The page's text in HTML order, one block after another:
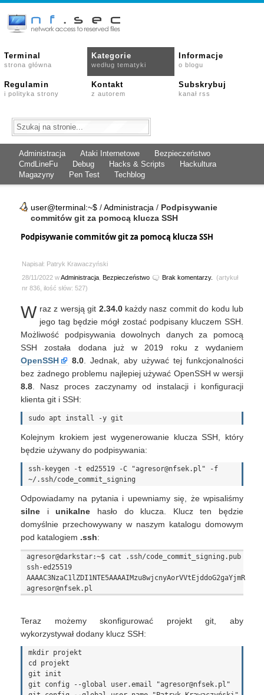
Terminal
strona główna
Kategorie
według tematyki
Informacje
o blogu
Regulamin
i polityka strony
Kontakt
z autorem
Subskrybuj
kanał rss
Administracja Ataki Internetowe
Bezpieczeństwo
CmdLineFu
Debug Hacks & Scripts
Hackultura
Magazyny
Pen Test Techblog
user@terminal:~$ /Administracja / Podpisywanie
commitów git za pomocą klucza SSH
Podpisywanie commitów git za pomocą klucza SSH
Napisał: Patryk Krawaczyński
28/11/2022 wAdministracja Bezpieczeństwo Brak komentarzy.
(artykuł
nr 836, ilość słów: 527)
W raz z wersją git 2.34.0każdy nasz commit do kodu lub
jego tag będzie mógł zostać podpisany kluczem SSH.
Możliwość podpisywania dowolnych danych za pomocą
SSH została dodana już w 2019 roku z wydaniem
OpenSSH
8.0 . Jednak, aby używać tej funkcjonalności
bez żadnego problemu najlepiej używać OpenSSH w wersji
8.8 . Nasz proces zaczynamy od instalacji i konfiguracji
klienta git i SSH:
Kolejnym krokiem jest wygenerowanie klucza SSH, który
będzie używany do podpisywania:
ssh-keygen -t ed25519 -C "agresor@nfsek.pl" -f
Odpowiadamy na pytania i upewniamy się, że wpisaliśmy
silne iunikalne hasło do klucza. Klucz ten będzie
domyślnie przechowywany w naszym katalogu domowym
pod katalogiem .ssh:
agresor@darkstar:~$ cat .ssh/code_commit_signing.pub
ssh-ed25519
Teraz możemy skonfigurować projekt git, aby
wykorzystywał dodany klucz SSH:
mkdir projekt
cd projekt
git init
git config --global user.email "agresor@nfsek.pl"